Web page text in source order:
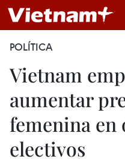
POLÍTICA
Vietnam
aumentar
femenina en
electivos